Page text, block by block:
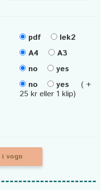
pdf
lek2
A4
A3
no
yes
no yes
( +
25 kr eller 1 klip)
vogn